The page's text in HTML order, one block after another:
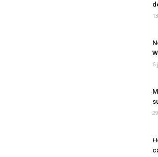
6